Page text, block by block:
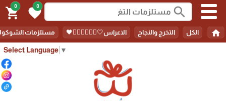
Select Language ▼
search
0
favorite
0
shopping_cart
home الكل التخرج والنجاح الاعراس🤍🤵🏻‍♀️👰🏻‍♀️🖤 مستلزمات